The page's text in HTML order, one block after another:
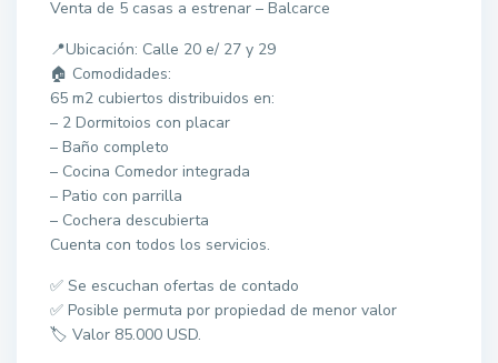
Venta de 5 casas a estrenar – Balcarce
📍Ubicación: Calle 20 e/ 27 y 29
🏠 Comodidades:
65 m2 cubiertos distribuidos en:
– 2 Dormitoios con placar
– Baño completo
– Cocina Comedor integrada
– Patio con parrilla
– Cochera descubierta
Cuenta con todos los servicios.
✅ Se escuchan ofertas de contado
✅ Posible permuta por propiedad de menor valor
🏷️ Valor 85.000 USD.